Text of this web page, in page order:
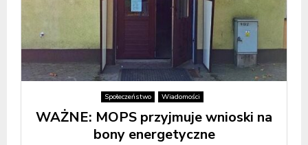
Społeczeństwo Wiadomości
WAŻNE: MOPS przyjmuje wnioski na
bony energetyczne